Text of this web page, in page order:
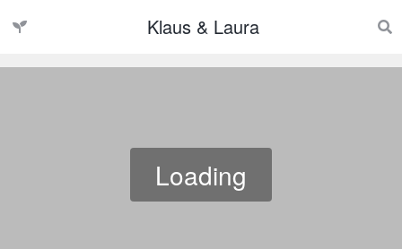
Klaus & Laura
Loading